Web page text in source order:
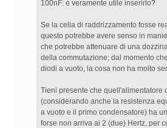
100nF: è veramente utile inserirlo?
Se la cella di raddrizzamento fosse
questo potrebbe avere senso in
che potrebbe attenuare di una
della commutazione; dal momento
diodi a vuoto, la cosa non ha molto
Tieni presente che quell'alimentatore
(considerando anche la resistenza
a vuoto e il primo condensatore) ha
forse non arriva ai 2 (due) Hertz, per